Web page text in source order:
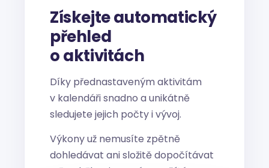
Získejte automatický
přehled
o aktivitách
Díky přednastaveným aktivitám
v kalendáři snadno a unikátně
sledujete jejich počty i vývoj.
Výkony už nemusíte zpětně
dohledávat ani složitě dopočítávat